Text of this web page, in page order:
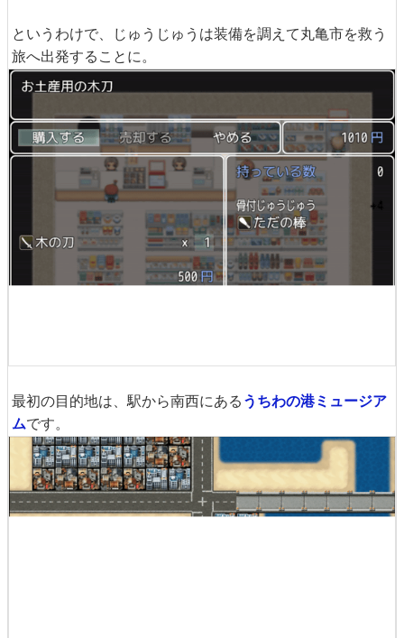
というわけで、じゅうじゅうは装備を調えて丸亀市を救う
旅へ出発することに。
最初の目的地は、駅から南西にある うちわの港ミュージア
ムです。